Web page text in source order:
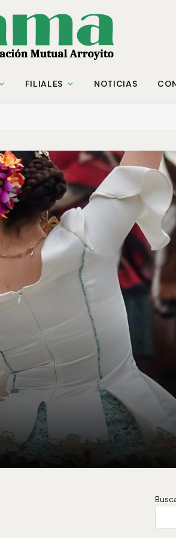
FILIALES NOTICIAS